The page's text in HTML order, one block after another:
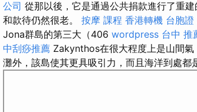
公司 從那以後，它是通過公共捐款進行了重
和款待仍然很老。 按摩 課程 香港轉機 台胞證
Jona群島的第三大（406 wordpress 台中 推
中刮痧推薦 Zakynthos在很大程度上是山間氣
灘外，該島使其更具吸引力，而且海洋到處都